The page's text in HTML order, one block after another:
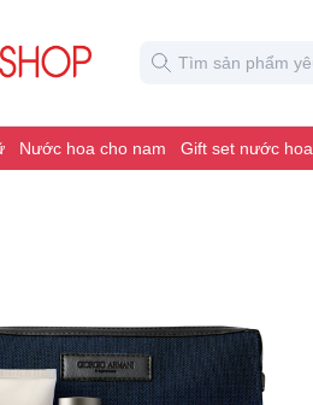
Nước hoa cho nam Gift set nước hoa